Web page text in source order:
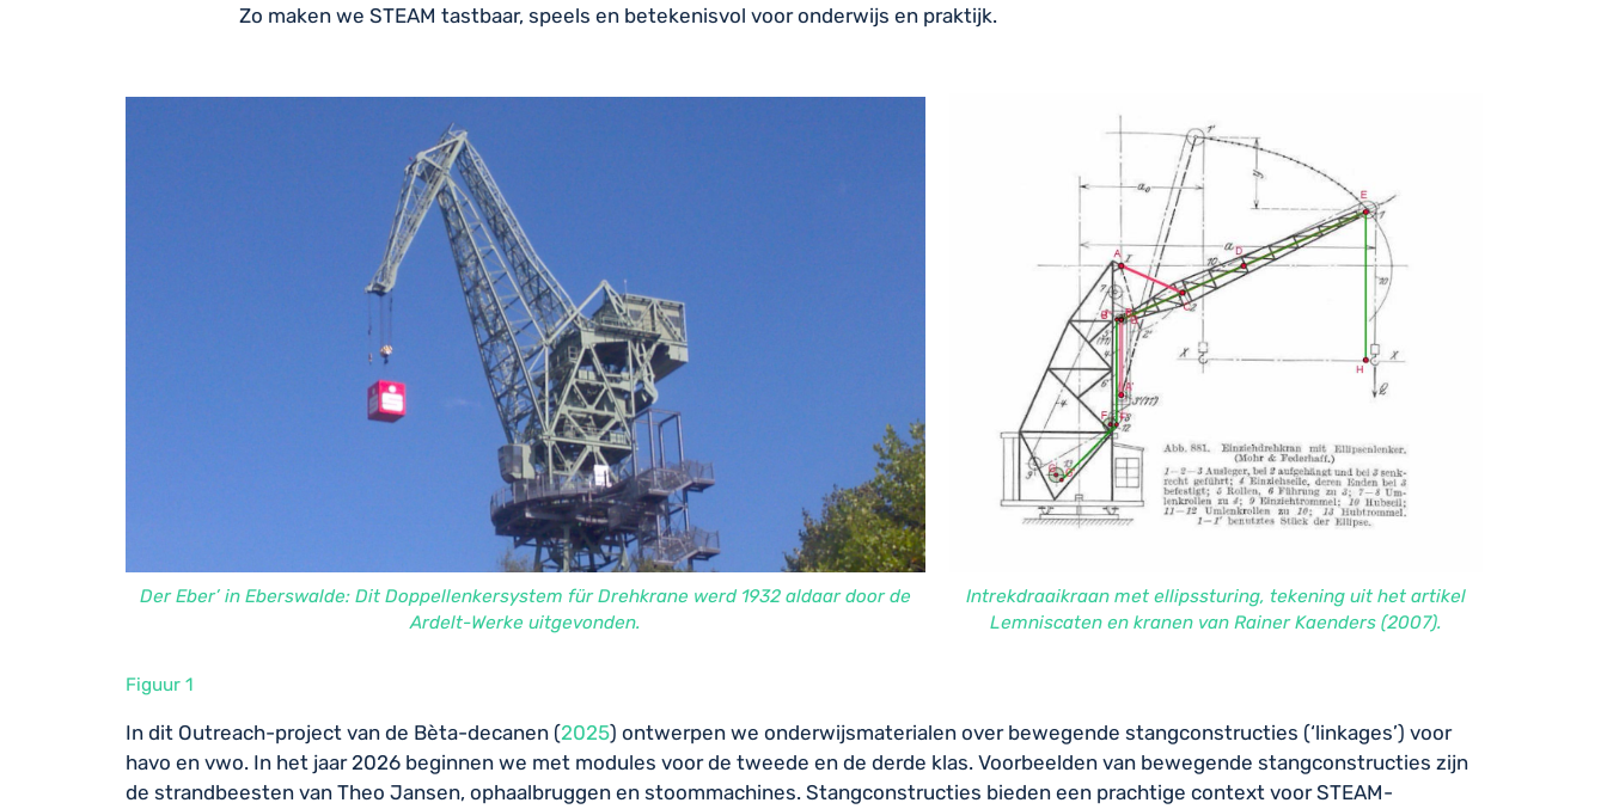
Zo maken we STEAM tastbaar, speels en betekenisvol voor onderwijs en praktijk.
Der Eber’ in Eberswalde: Dit Doppellenkersystem für Drehkrane werd 1932 aldaar door de
Ardelt-Werke uitgevonden.
Intrekdraaikraan met ellipssturing, tekening uit het artikel
Lemniscaten en kranen van Rainer Kaenders (2007).
Figuur 1
In dit Outreach-project van de Bèta-decanen (2025) ontwerpen we onderwijsmaterialen over bewegende stangconstructies (‘linkages’) voor
havo en vwo. In het jaar 2026 beginnen we met modules voor de tweede en de derde klas. Voorbeelden van bewegende stangconstructies zijn
de strandbeesten van Theo Jansen, ophaalbruggen en stoommachines. Stangconstructies bieden een prachtige context voor STEAM-